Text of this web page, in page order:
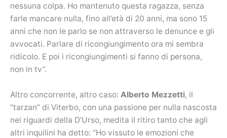
nessuna colpa. Ho mantenuto questa ragazza, senza
farle mancare nulla, fino all’età di 20 anni, ma sono 15
anni che non le parlo se non attraverso le denunce e gli
avvocati. Parlare di ricongiungimento ora mi sembra
ridicolo. E poi i ricongiungimenti si fanno di persona,
non in tv”.
Altro concorrente, altro caso: Alberto Mezzetti, il
“tarzan” di Viterbo, con una passione per nulla nascosta
nei riguardi della D’Urso, medita il ritiro tanto che agli
altri inquilini ha detto: “Ho vissuto le emozioni che